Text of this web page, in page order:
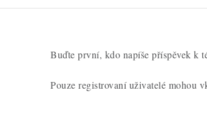
Buďte první, kdo napíše příspěvek k
Pouze registrovaní uživatelé mohou